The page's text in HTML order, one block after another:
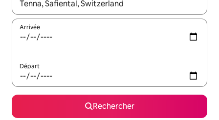
Lorsque les résultats s'affichent, utilisez les flèches vers le
Arrivée
Départ
Rechercher